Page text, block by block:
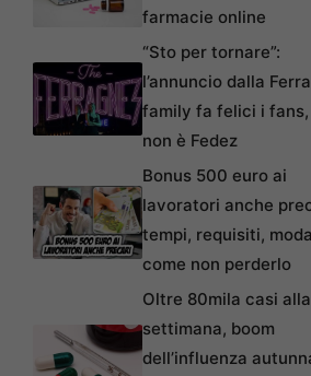
farmacie online
“Sto per tornare”:
l’annuncio dalla
family fa felici i fans,
non è Fedez
Bonus 500 euro ai
lavoratori anche
tempi, requisiti,
come non perderlo
Oltre 80mila casi alla
settimana, boom
dell’influenza